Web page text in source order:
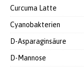
Curcuma Latte
Cyanobakterien
D-Asparaginsäure
D-Mannose